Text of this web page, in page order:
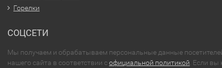
Горелки
СОЦСЕТИ
Мы получаем и обрабатываем персональные данные
нашего сайта в соответствии софициальной политикой . Если вы